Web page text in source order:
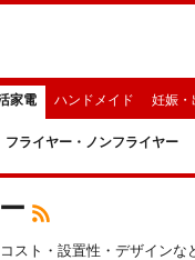
家電 ハンドメイド 妊娠・
フライヤー・ノンフライヤー
スト・設置性・デザインな